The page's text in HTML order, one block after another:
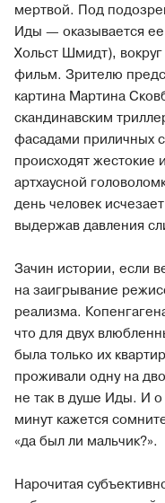
мертвой. Под
Иды — оказывается
Хольст Шмидт),
фильм. Зрителю
картина Мартина
скандинавским
фасадами приличных
происходят жестокие
артхаусной
день человек
выдержав давления
Зачин истории, если
на заигрывание
реализма.
что для двух
была только их
проживали одну на
не так в душе Иды. И о
минут кажется
«да был ли мальчик?».
Нарочитая